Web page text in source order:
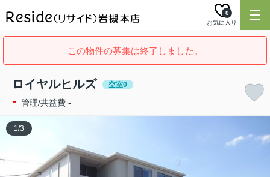
お気に入り
0
この物件の募集は終了しました。
ロイヤルヒルズ 空室0
- 管理/共益費 -
1/3